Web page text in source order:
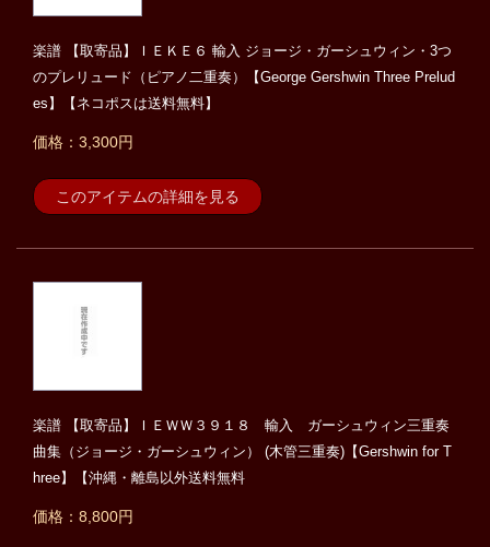
楽譜 【取寄品】ＩＥＫＥ６ 輸入 ジョージ・ガーシュウィン・3つ
のプレリュード（ピアノ二重奏）【George Gershwin Three Prelud
es】【ネコポスは送料無料】
価格：3,300円
このアイテムの詳細を見る
楽譜 【取寄品】ＩＥＷＷ３９１８ 輸入 ガーシュウィン三重奏
曲集（ジョージ・ガーシュウィン） (木管三重奏)【Gershwin for T
hree】【沖縄・離島以外送料無料
価格：8,800円